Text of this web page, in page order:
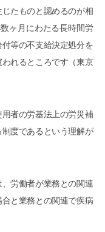
たものと認めるのが相
ヶ月にわたる長時間労
等の不支給決定処分を
れるところです（東京
者の労基法上の労災補
度であるという理解が
労働者が業務との関連
と業務との関連で疾病